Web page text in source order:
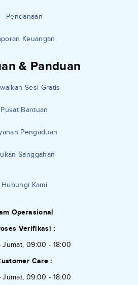
Pendanaan
Keuangan
& Panduan
Sesi Gratis
Pusat Bantuan
Pengaduan
Sanggahan
Hubungi Kami
Operasional
Verifikasi :
Jumat, 09:00 - 18:00
Care :
Jumat, 09:00 - 18:00